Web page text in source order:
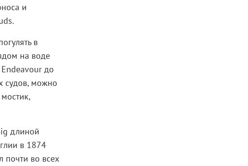
и
в
на воде
до
судов, можно
длиной
в 1874
почти во всех